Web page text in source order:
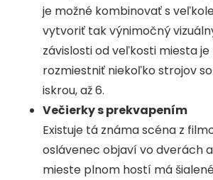
je možné kombinovať s
vytvoriť tak výnimočný
závislosti od veľkosti miesta je
rozmiestniť niekoľko strojov
iskrou, až 6.
Večierky s prekvapením
Existuje tá známa scéna z
oslávenec objaví vo dverách
mieste plnom hostí má